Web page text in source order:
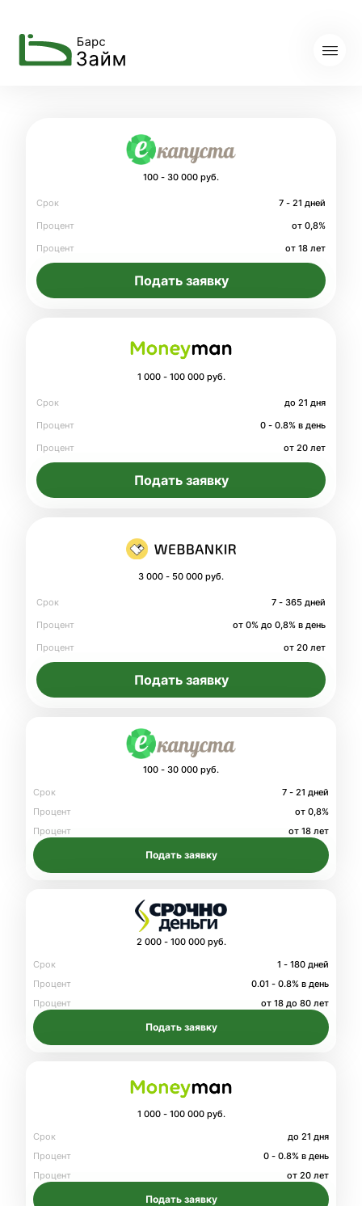
100 - 30 000 руб.
Срок
7 - 21 дней
Процент
от 0,8%
Процент
от 18 лет
Подать заявку
1 000 - 100 000 руб.
Срок
до 21 дня
Процент
0 - 0.8% в день
Процент
от 20 лет
Подать заявку
3 000 - 50 000 руб.
Срок
7 - 365 дней
Процент
от 0% до 0,8% в день
Процент
от 20 лет
Подать заявку
100 - 30 000 руб.
Срок
7 - 21 дней
Процент
от 0,8%
Процент
от 18 лет
Подать заявку
2 000 - 100 000 руб.
Срок
1 - 180 дней
Процент
0.01 - 0.8% в день
Процент
от 18 до 80 лет
Подать заявку
1 000 - 100 000 руб.
Срок
до 21 дня
Процент
0 - 0.8% в день
Процент
от 20 лет
Подать заявку